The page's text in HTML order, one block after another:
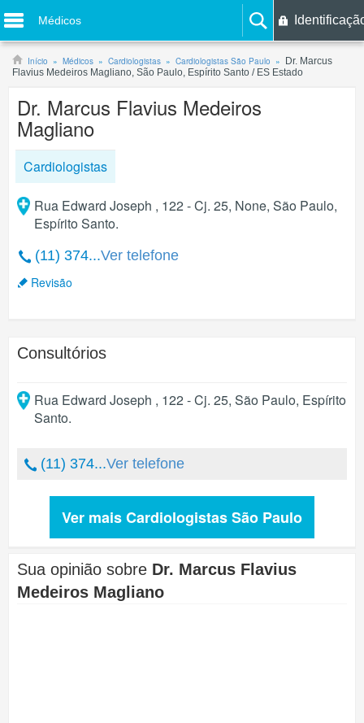
Médicos
Início Médicos Cardiologistas Cardiologistas São Paulo
Dr. Marcus
Flavius Medeiros Magliano, São Paulo, Espírito Santo / ES Estado
Dr. Marcus Flavius Medeiros
Magliano
Cardiologistas
Rua Edward Joseph , 122 - Cj. 25, None, São Paulo,
Espírito Santo.
(11) 374...Ver telefone
Revisão
Consultórios
Rua Edward Joseph , 122 - Cj. 25, São Paulo, Espírito
Santo.
(11) 374...Ver telefone
Ver mais Cardiologistas São Paulo
Sua opinião sobre Dr. Marcus Flavius
Medeiros Magliano